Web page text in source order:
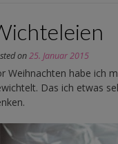
on25. Januar 2015
Weihnachten habe ich
Das ich etwas